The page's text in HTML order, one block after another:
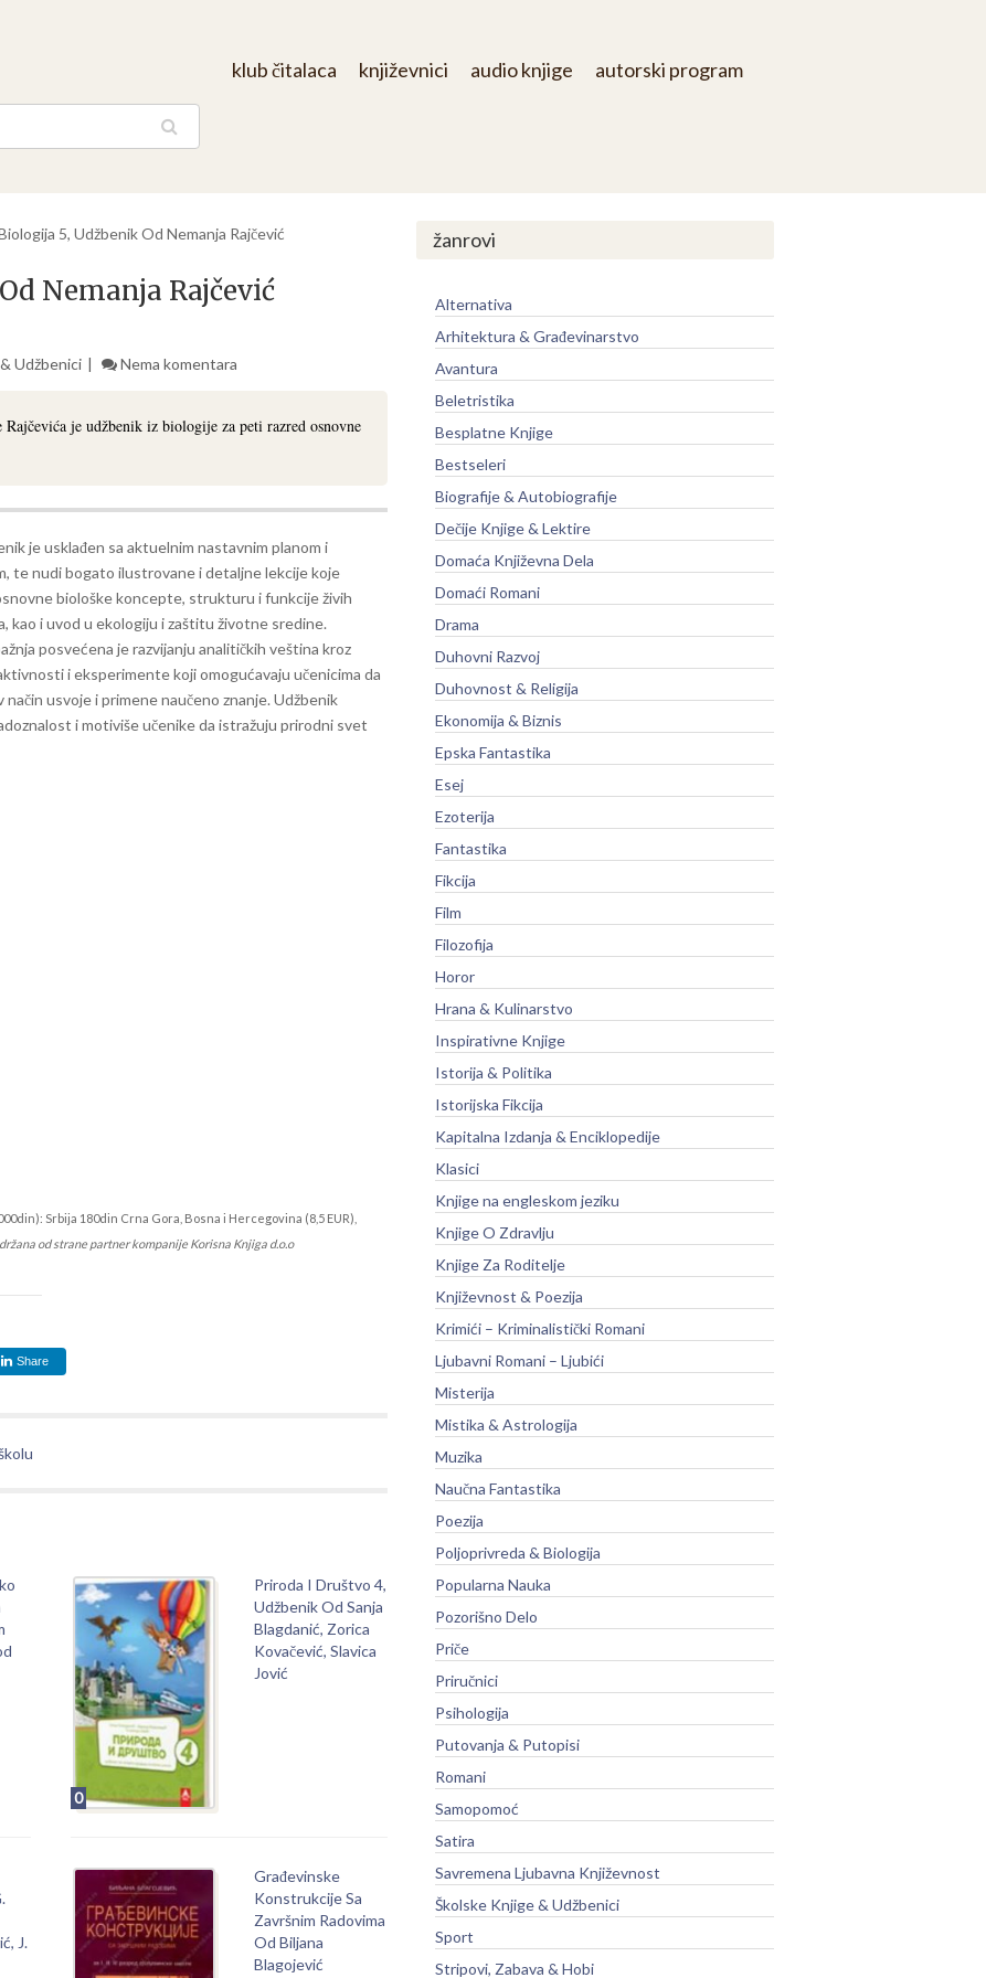
klub čitalaca književnici audio knjige autorski program
5, Udžbenik Od Nemanja Rajčević
Nemanja Rajčević
Udžbenici Nema komentara
je udžbenik iz biologije za peti razred osnovne
je usklađen sa aktuelnim nastavnim planom i
te nudi bogato ilustrovane i detaljne lekcije koje
biološke koncepte, strukturu i funkcije živih
kao i uvod u ekologiju i zaštitu životne sredine.
posvećena je razvijanju analitičkih veština kroz
i eksperimente koji omogućavaju učenicima da
način usvoje i primene naučeno znanje. Udžbenik
i motiviše učenike da istražuju prirodni svet
Srbija 180din Crna Gora, Bosna i Hercegovina (8,5 EUR),
od strane partner kompanije Korisna Knjiga d.o.o
Share
0
Priroda I Društvo 4,
Udžbenik Od Sanja
Blagdanić, Zorica
Kovačević, Slavica
Jović
J.
Građevinske
Konstrukcije Sa
Završnim Radovima
Od Biljana
Blagojević
žanrovi
Alternativa
Arhitektura & Građevinarstvo
Avantura
Beletristika
Besplatne Knjige
Bestseleri
Biografije & Autobiografije
Dečije Knjige & Lektire
Domaća Književna Dela
Domaći Romani
Drama
Duhovni Razvoj
Duhovnost & Religija
Ekonomija & Biznis
Epska Fantastika
Esej
Ezoterija
Fantastika
Fikcija
Film
Filozofija
Horor
Hrana & Kulinarstvo
Inspirativne Knjige
Istorija & Politika
Istorijska Fikcija
Kapitalna Izdanja & Enciklopedije
Klasici
Knjige na engleskom jeziku
Knjige O Zdravlju
Knjige Za Roditelje
Književnost & Poezija
Krimići – Kriminalistički Romani
Ljubavni Romani – Ljubići
Misterija
Mistika & Astrologija
Muzika
Naučna Fantastika
Poezija
Poljoprivreda & Biologija
Popularna Nauka
Pozorišno Delo
Priče
Priručnici
Psihologija
Putovanja & Putopisi
Romani
Samopomoć
Satira
Savremena Ljubavna Književnost
Školske Knjige & Udžbenici
Sport
Stripovi, Zabava & Hobi